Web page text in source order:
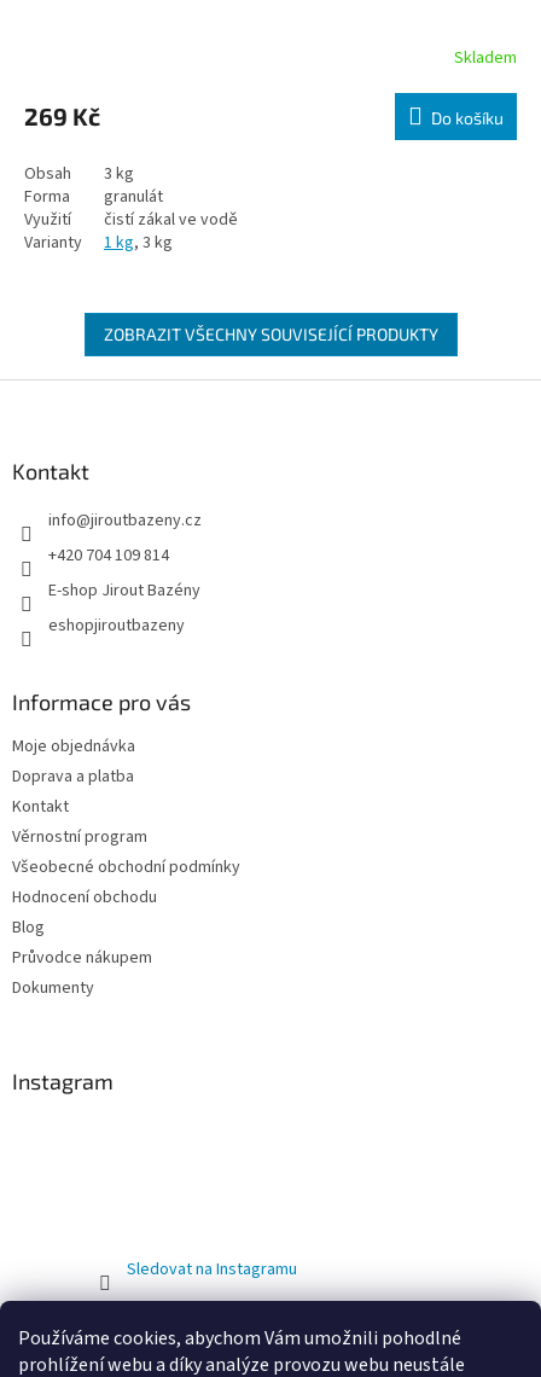
Používáme cookies, abychom Vám umožnili pohodlné
prohlížení webu a díky analýze provozu webu neustále
Skladem
269 Kč Do košíku
Obsah
3 kg
Forma
granulát
Využití
čistí zákal ve vodě
Varianty
1 kg, 3 kg
ZOBRAZIT VŠECHNY SOUVISEJÍCÍ PRODUKTY
Kontakt
info@jiroutbazeny.cz
+420 704 109 814
E-shop Jirout Bazény
eshopjiroutbazeny
Informace pro vás
Moje objednávka
Doprava a platba
Kontakt
Věrnostní program
Všeobecné obchodní podmínky
Hodnocení obchodu
Blog
Průvodce nákupem
Dokumenty
Instagram
Sledovat na Instagramu